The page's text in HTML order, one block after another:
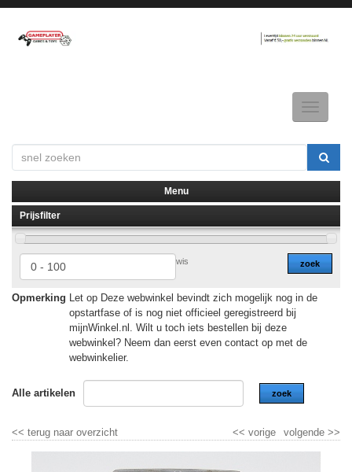
Toggle
▼
▼
Menu
Prijsfilter
zoek
wis
Opmerking Let op Deze webwinkel bevindt zich mogelijk nog in de
opstartfase of is nog niet officieel geregistreerd bij
mijnWinkel.nl. Wilt u toch iets bestellen bij deze
webwinkel? Neem dan eerst even contact op met de
webwinkelier.
Alle artikelen zoek
<< terug naar overzicht volgende >>
<< vorige